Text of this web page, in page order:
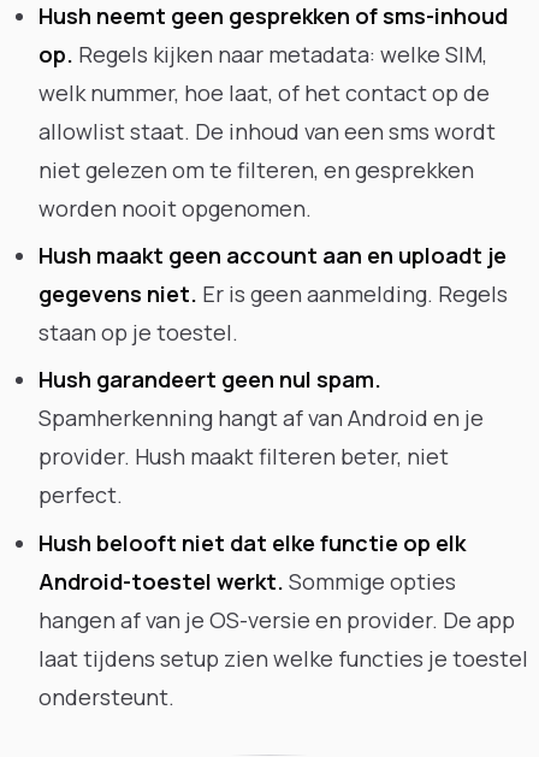
Hush neemt geen gesprekken of sms-inhoud
op. Regels kijken naar metadata: welke SIM,
welk nummer, hoe laat, of het contact op de
allowlist staat. De inhoud van een sms wordt
niet gelezen om te filteren, en gesprekken
worden nooit opgenomen.
Hush maakt geen account aan en uploadt je
gegevens niet. Er is geen aanmelding. Regels
staan op je toestel.
Hush garandeert geen nul spam.
Spamherkenning hangt af van Android en je
provider. Hush maakt filteren beter, niet
perfect.
Hush belooft niet dat elke functie op elk
Android-toestel werkt. Sommige opties
hangen af van je OS-versie en provider. De app
laat tijdens setup zien welke functies je toestel
ondersteunt.